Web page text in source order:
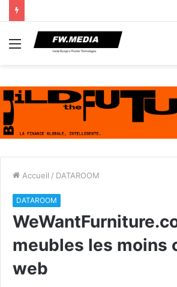
Menu
Accueil / DATAROOM
DATAROOM
meubles les moins
web